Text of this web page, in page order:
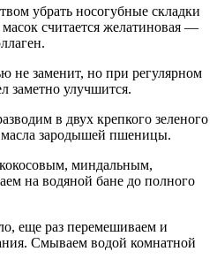
убрать носогубные складки
считается желатиновая —
не заменит, но при регулярном
заметно улучшится.
в двух крепкого зеленого
зародышей пшеницы.
миндальным,
на водяной бане до полного
еще раз перемешиваем и
Смываем водой комнатной